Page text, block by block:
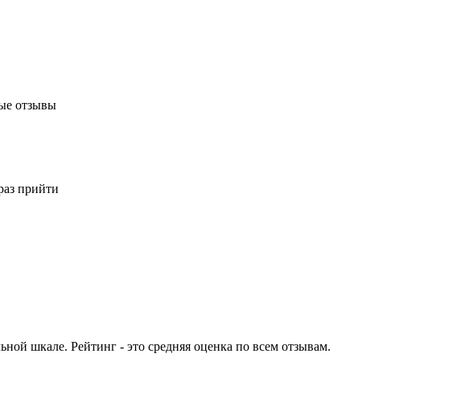
отзывы
прийти
шкале. Рейтинг - это средняя оценка по всем отзывам.